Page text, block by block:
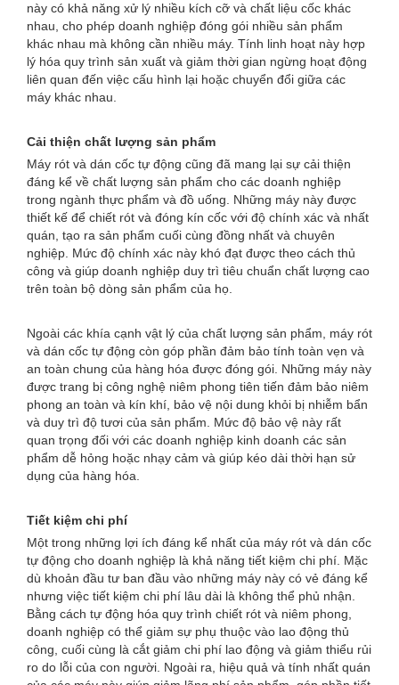
này có khả năng xử lý nhiều kích cỡ và chất liệu cốc khác
nhau, cho phép doanh nghiệp đóng gói nhiều sản phẩm
khác nhau mà không cần nhiều máy. Tính linh hoạt này hợp
lý hóa quy trình sản xuất và giảm thời gian ngừng hoạt động
liên quan đến việc cấu hình lại hoặc chuyển đổi giữa các
máy khác nhau.
Cải thiện chất lượng sản phẩm
Máy rót và dán cốc tự động cũng đã mang lại sự cải thiện
đáng kể về chất lượng sản phẩm cho các doanh nghiệp
trong ngành thực phẩm và đồ uống. Những máy này được
thiết kế để chiết rót và đóng kín cốc với độ chính xác và nhất
quán, tạo ra sản phẩm cuối cùng đồng nhất và chuyên
nghiệp. Mức độ chính xác này khó đạt được theo cách thủ
công và giúp doanh nghiệp duy trì tiêu chuẩn chất lượng cao
trên toàn bộ dòng sản phẩm của họ.
Ngoài các khía cạnh vật lý của chất lượng sản phẩm, máy rót
và dán cốc tự động còn góp phần đảm bảo tính toàn vẹn và
an toàn chung của hàng hóa được đóng gói. Những máy này
được trang bị công nghệ niêm phong tiên tiến đảm bảo niêm
phong an toàn và kín khí, bảo vệ nội dung khỏi bị nhiễm bẩn
và duy trì độ tươi của sản phẩm. Mức độ bảo vệ này rất
quan trọng đối với các doanh nghiệp kinh doanh các sản
phẩm dễ hỏng hoặc nhạy cảm và giúp kéo dài thời hạn sử
dụng của hàng hóa.
Tiết kiệm chi phí
Một trong những lợi ích đáng kể nhất của máy rót và dán cốc
tự động cho doanh nghiệp là khả năng tiết kiệm chi phí. Mặc
dù khoản đầu tư ban đầu vào những máy này có vẻ đáng kể
nhưng việc tiết kiệm chi phí lâu dài là không thể phủ nhận.
Bằng cách tự động hóa quy trình chiết rót và niêm phong,
doanh nghiệp có thể giảm sự phụ thuộc vào lao động thủ
công, cuối cùng là cắt giảm chi phí lao động và giảm thiểu rủi
ro do lỗi của con người. Ngoài ra, hiệu quả và tính nhất quán